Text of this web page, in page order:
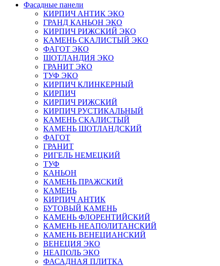
Фасадные панели
КИРПИЧ АНТИК ЭКО
ГРАНД КАНЬОН ЭКО
КИРПИЧ РИЖСКИЙ ЭКО
КАМЕНЬ СКАЛИСТЫЙ ЭКО
ФАГОТ ЭКО
ШОТЛАНДИЯ ЭКО
ГРАНИТ ЭКО
ТУФ ЭКО
КИРПИЧ КЛИНКЕРНЫЙ
КИРПИЧ
КИРПИЧ РИЖСКИЙ
КИРПИЧ РУСТИКАЛЬНЫЙ
КАМЕНЬ СКАЛИСТЫЙ
КАМЕНЬ ШОТЛАНДСКИЙ
ФАГОТ
ГРАНИТ
РИГЕЛЬ НЕМЕЦКИЙ
ТУФ
КАНЬОН
КАМЕНЬ ПРАЖСКИЙ
КАМЕНЬ
КИРПИЧ АНТИК
БУТОВЫЙ КАМЕНЬ
КАМЕНЬ ФЛОРЕНТИЙСКИЙ
КАМЕНЬ НЕАПОЛИТАНСКИЙ
КАМЕНЬ ВЕНЕЦИАНСКИЙ
ВЕНЕЦИЯ ЭКО
НЕАПОЛЬ ЭКО
ФАСАДНАЯ ПЛИТКА